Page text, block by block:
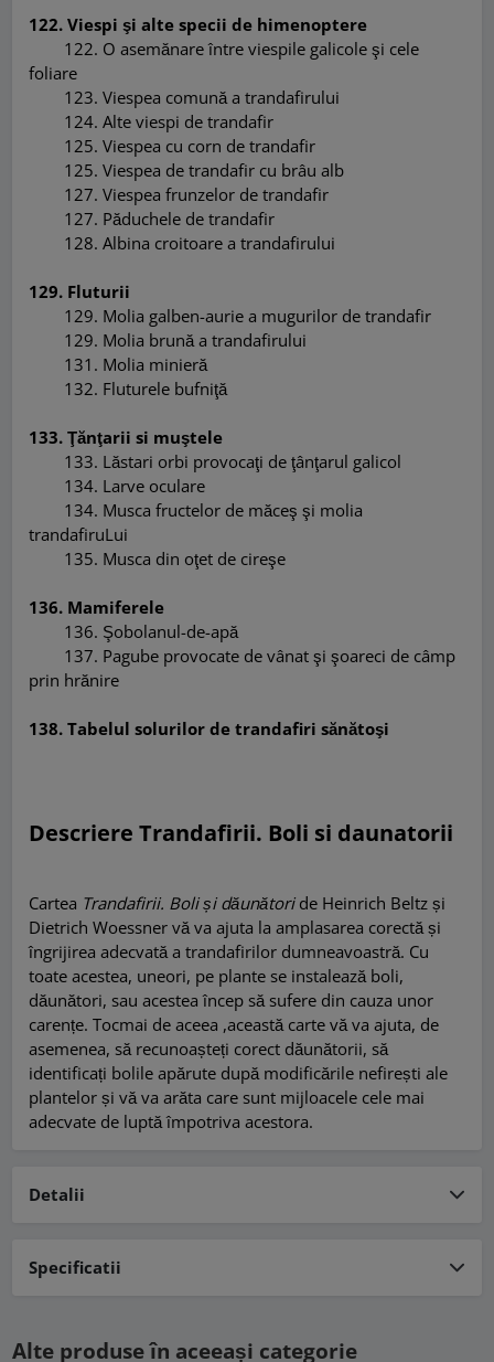
122. Viespi şi alte specii de himenoptere
122. O asemănareîntre viespile galicole şi cele
foliare
123.Viespea comună a trandafirului
124.Alte viespi de trandafir
125.Viespea cu corn de trandafir
125.Viespea de trandafir cu brâu alb
127.Viespea frunzelor de trandafir
127. Păduchele de trandafir
128.Albina croitoare a trandafirului
129. Fluturii
129. Molia galben-aurie a mugurilor de trandafir
129. Molia brună a trandafirului
131 . Molia minieră
132. Fluturele bufniţă
133. Ţănţarii si muştele
133. Lăstari orbi provocaţi de ţânţarul galicol
134. Larve oculare
134. Musca fructelor de măceş şi molia
trandafiruLui
135. Musca din oţet de cireşe
136. Mamiferele
136. Şobolanul-de-apă
137. Pagube provocate de vânat şi şoareci de câmp
prin hrănire
138. Tabelul solurilor de trandafiri sănătoşi
Descriere Trandafirii. Boli si daunatorii
Cartea Trandafirii. Boli și dăunătoride Heinrich Beltz și
Dietrich Woessner vă va ajuta la amplasarea corectă și
îngrijirea adecvată a trandafirilor dumneavoastră. Cu
toate acestea, uneori, pe plante se instalează boli,
dăunători, sau acestea încep să sufere din cauza unor
carențe. Tocmai de aceea ,această carte vă va ajuta, de
asemenea, să recunoașteți corect dăunătorii, să
identificați bolile apărute după modificările nefirești ale
plantelor și vă va arăta care sunt mijloacele cele mai
adecvate de luptă împotriva acestora.
Detalii
Specificatii
Alte produse în aceeași categorie